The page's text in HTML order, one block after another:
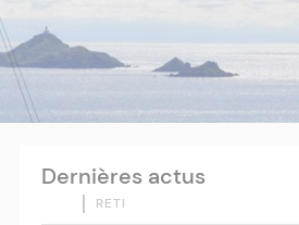
Dernières actus
RETI